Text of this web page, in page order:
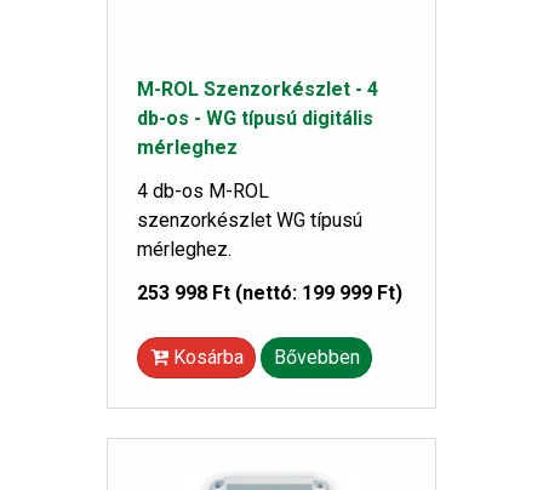
M-ROL Szenzorkészlet - 4
db-os - WG típusú digitális
mérleghez
4 db-os M-ROL
szenzorkészlet WG típusú
mérleghez.
253 998 Ft (nettó: 199 999 Ft)
Kosárba Bővebben